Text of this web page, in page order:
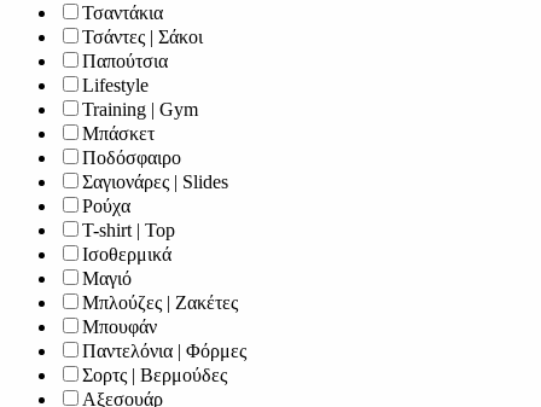
Τσαντάκια
Τσάντες | Σάκοι
Παπούτσια
Lifestyle
Training | Gym
Μπάσκετ
Ποδόσφαιρο
Σαγιονάρες | Slides
Ρούχα
T-shirt | Top
Ισοθερμικά
Μαγιό
Μπλούζες | Ζακέτες
Μπουφάν
Παντελόνια | Φόρμες
Σορτς | Βερμούδες
Αξεσουάρ